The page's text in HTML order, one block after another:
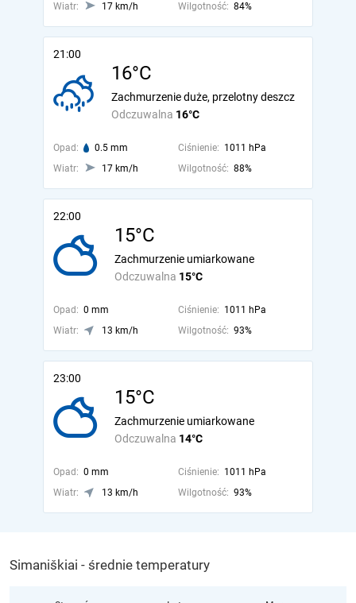
Wiatr:
17 km/h Wilgotność: 84%
21:00
16°C
Odczuwalna 16°C
Zachmurzenie duże, przelotny deszcz
Opad: 0.5 mm Ciśnienie: 1011 hPa
Wiatr:
17 km/h Wilgotność: 88%
22:00
15°C
Odczuwalna 15°C
Zachmurzenie umiarkowane
Opad: 0 mm Ciśnienie: 1011 hPa
Wiatr:
13 km/h Wilgotność: 93%
23:00
15°C
Odczuwalna 14°C
Zachmurzenie umiarkowane
Opad: 0 mm Ciśnienie: 1011 hPa
Wiatr:
13 km/h Wilgotność: 93%
Simaniškiai - średnie temperatury